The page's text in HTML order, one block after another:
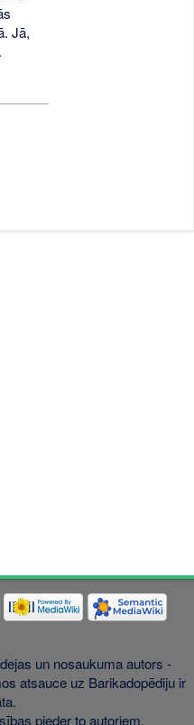
Jā,
un nosaukuma autors -
atsauce uz Barikadopēdiju ir
pieder to autoriem.